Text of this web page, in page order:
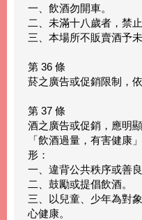
一、飲酒勿開車。
二、未滿十八歲者，禁止
三、本場所不販賣酒予
第 36 條
菸之廣告或促銷限制，
第 37 條
酒之廣告或促銷，應明
「飲酒過量，有害健康
形：
一、違背公共秩序或善良
二、鼓勵或提倡飲酒。
三、以兒童、少年為對
心健康。